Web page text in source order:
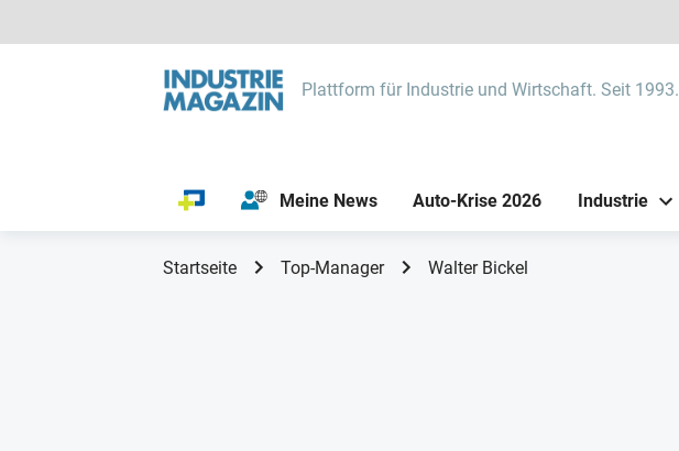
Plattform für Industrie und Wirtschaft. Seit 1993.
Meine News Auto-Krise 2026 Industrie
Startseite Top-Manager Walter Bickel